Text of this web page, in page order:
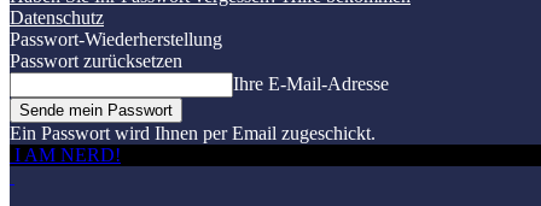
Datenschutz
Passwort-Wiederherstellung
Passwort zurücksetzen
Ihre E-Mail-Adresse
Ein Passwort wird Ihnen per Email zugeschickt.
I AM NERD!